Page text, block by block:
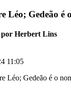
Léo; Gedeão
Herbert Lins
11:05